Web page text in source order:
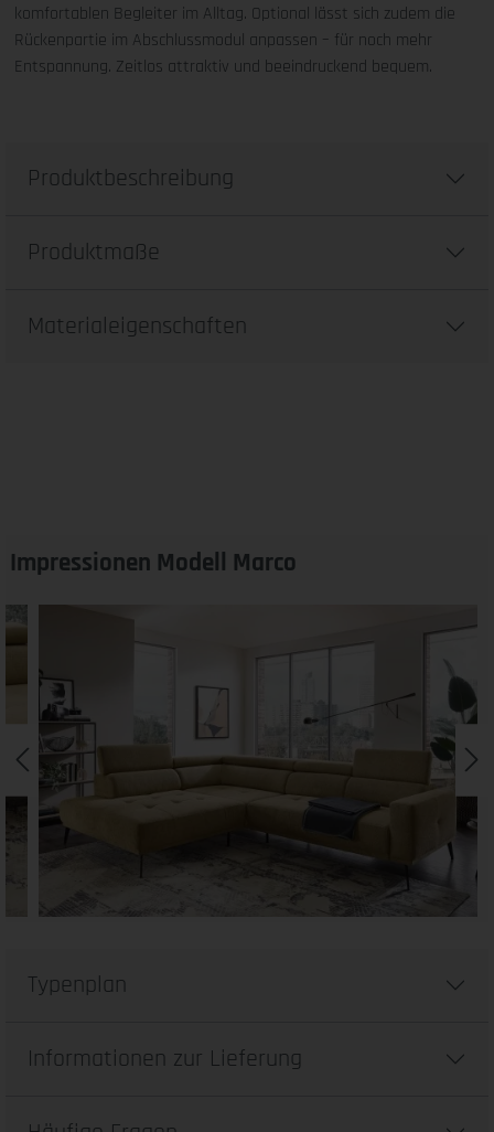
komfortablen Begleiter im Alltag. Optional lässt sich zudem die
Rückenpartie im Abschlussmodul anpassen – für noch mehr
Entspannung. Zeitlos attraktiv und beeindruckend bequem.
Produktbeschreibung
Produktmaße
Materialeigenschaften
Impressionen Modell Marco
Typenplan
Informationen zur Lieferung